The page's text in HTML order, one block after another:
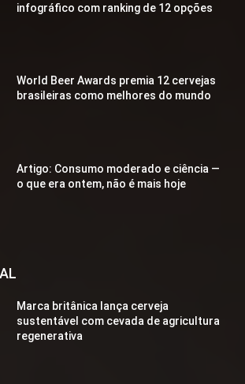
infográfico com ranking de 12 opções
World Beer Awards premia 12 cervejas
brasileiras como melhores do mundo
Artigo: Consumo moderado e ciência —
o que era ontem, não é mais hoje
Marca britânica lança cerveja
sustentável com cevada de agricultura
regenerativa